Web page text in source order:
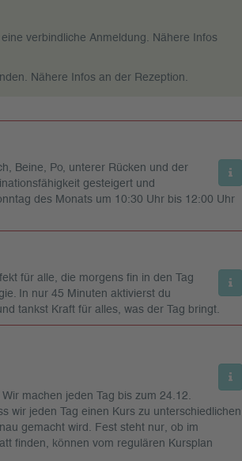
verbindliche Anmeldung. Nähere Infos
Nähere Infos an der Rezeption.
Beine, Po, unterer Rücken und der
gesteigert und
des Monats um 10:30 Uhr bis 12:00 Uhr
für alle, die morgens fin in den Tag
In nur 45 Minuten aktivierst du
tankst Kraft für alles, was der Tag bringt.
machen jeden Tag bis zum 24.12.
wir jeden Tag einen Kurs zu unterschiedlichen
gemacht wird. Fest steht nur, ob im
finden, können vom regulären Kursplan